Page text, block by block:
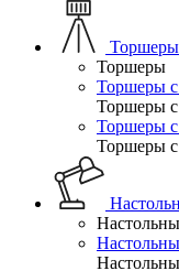
Торшеры
Торшеры
Торшеры
Торшеры
Торшеры
Торшеры